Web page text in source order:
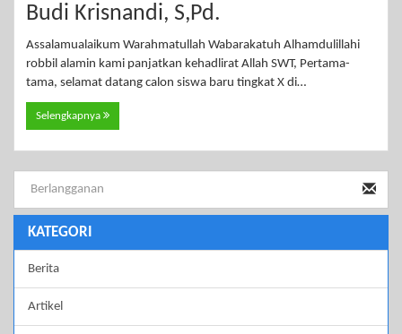
Budi Krisnandi, S,Pd.
Assalamualaikum Warahmatullah Wabarakatuh Alhamdulillahi
robbil alamin kami panjatkan kehadlirat Allah SWT, Pertama-
tama, selamat datang calon siswa baru tingkat X di…
Selengkapnya
KATEGORI
Berita
Artikel